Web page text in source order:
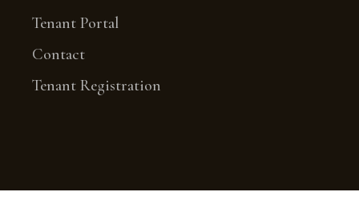
Tenant Portal
Contact
Tenant Registration